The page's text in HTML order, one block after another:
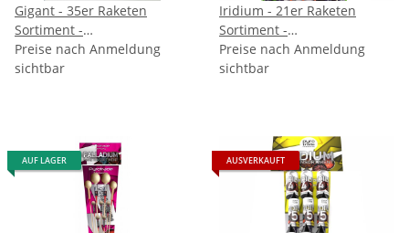
Gigant - 35er Raketen
Sortiment -
VORBESTELLUNG
Preise nach Anmeldung
sichtbar
Iridium - 21er Raketen
Sortiment -
VORBESTELLUNG September
Preise nach Anmeldung
sichtbar
AUF LAGER AUSVERKAUFT